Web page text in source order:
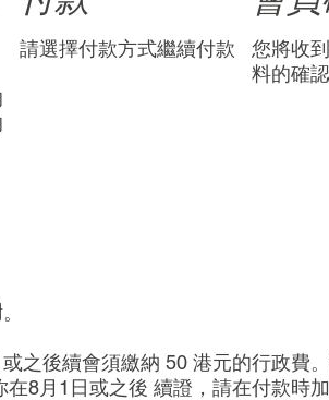
請選擇付款方式繼續付款
您將收
料的確
之後續會須繳納 50 港元的行政費
8月1日或之後 續證，請在付款時